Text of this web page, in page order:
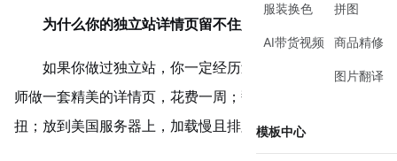
服装换色
AI带货视频
拼图
商品精修
图片翻译
模板中心
为什么你的独立站详情页留不住人？
如果你做过独立站，你一定经历过这样的场景：找设计
师做一套精美的详情页，花费一周；翻译成英文，语法别
扭；放到美国服务器上，加载慢且排版全乱。